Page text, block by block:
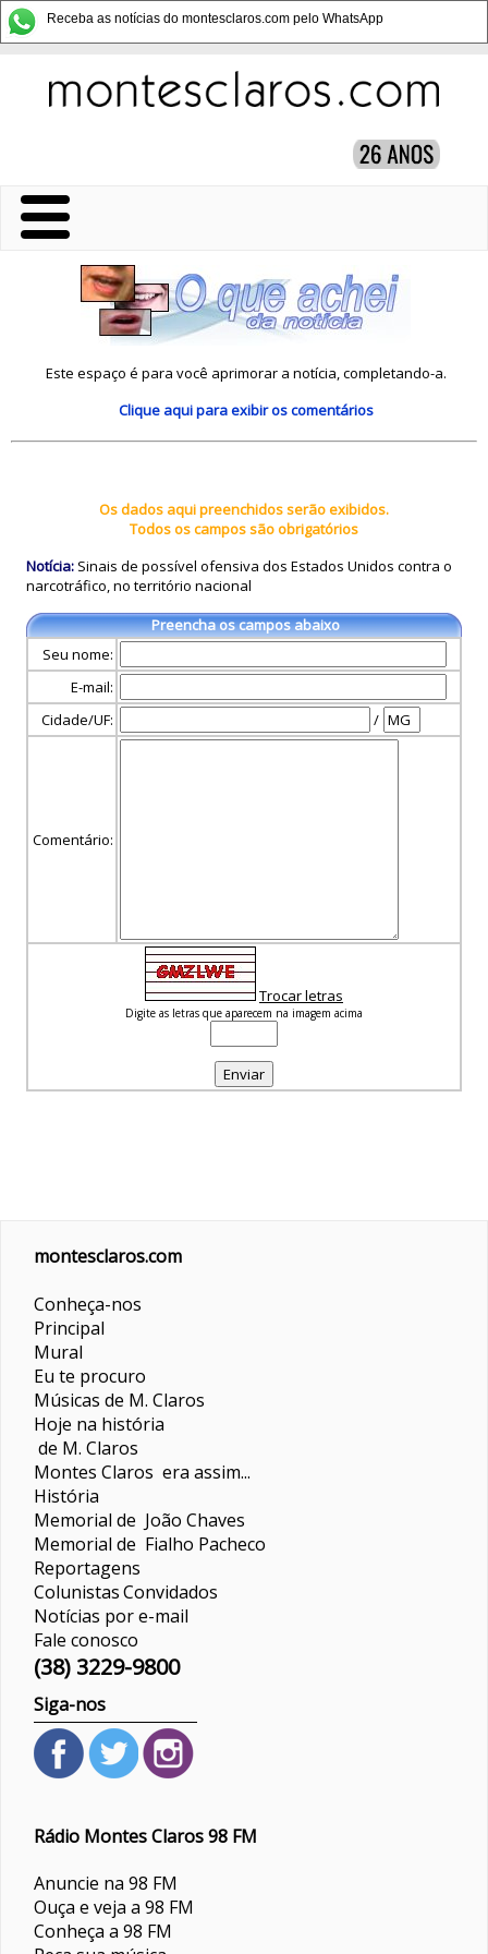
Receba as notícias do montesclaros.com pelo WhatsApp
Este espaço é para você aprimorar a notícia, completando-a.
Clique aquipara exibir os comentários
Os dados aqui preenchidos serão exibidos.
Todos os campos são obrigatórios
Notícia: Sinais de possível ofensiva dos Estados Unidos contra o
narcotráfico, no território nacional
Preencha os campos abaixo
Seu nome:
E-mail:
Cidade/UF:
/
Comentário:
Trocar letras
Digite as letras que aparecem na imagem acima
montesclaros.com
Conheça-nos
Principal
Mural
Eu te procuro
Músicas de M. Claros
Hoje na história
de M. Claros
Montes Claros era assim...
História
Memorial de João Chaves
Memorial de Fialho Pacheco
Reportagens
ColunistasConvidados
Notícias por e-mail
Fale conosco
(38) 3229-9800
Siga-nos
Rádio Montes Claros 98 FM
Anuncie na 98 FM
Ouça e veja a 98 FM
Conheça a 98 FM